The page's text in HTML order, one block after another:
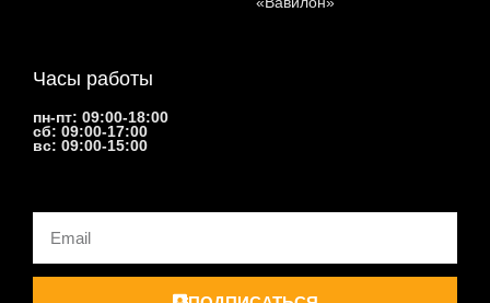
Часы работы
пн-пт: 09:00-18:00
сб: 09:00-17:00
вс: 09:00-15:00
Email